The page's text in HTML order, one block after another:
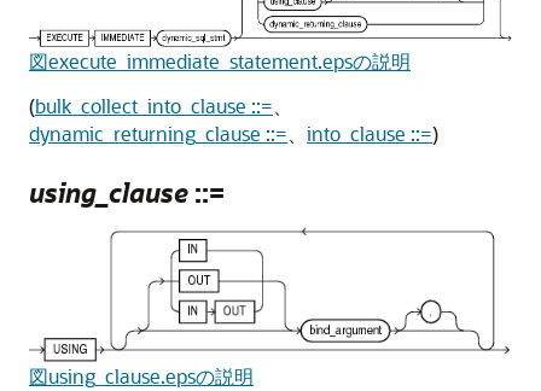
図execute_immediate_statement.epsの説明
(bulk_collect_into_clause ::=
dynamic_returning_clause ::=
into_clause ::=)
using_clause ::=
図using_clause.epsの説明